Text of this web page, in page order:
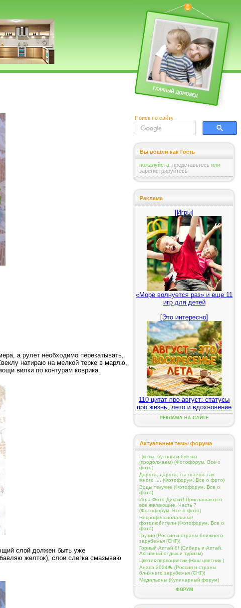
а рулет необходимо перекатывать,
натираю на мелкой терке в марлю,
вилки по контурам коврика.
слой должен быть уже
желток), слои слегка смазываю
Поиск по сайту
Вы вошли как Гость
пожалуйста, представьтесь или
зарегистрируйтесь
Реклама
[Игры]
«Море волнуется раз» и еще 11
игр для детей
[Это интересно]
110 цитат про август: статусы
про жизнь, лето и вдохновение
РЕКЛАМА НА САЙТЕ
Актуальные темы форума
Цветы, бутоны и букеты
(продолжаем) (Фотофорум. Все о
фото)
Дорога, дорога, ты знаешь так
много .... (Фотофорум. Все о фото)
Воды текучие (Фотофорум. Все о
фото)
Игра Фото-Диксит! Приглашаются
все желающие. Часть 7
(Фотофорум. Все о фото)
Непрофессиональные
фотолюбители (Фотофорум. Все о
фото)
Грузия (Россия и страны ближнего
зарубежья (СНГ))
Горный Алтай 8! (Сибирь и Алтай.
Активный отдых и туризм)
Цветик-первоцветик (Наш цветник )
Анапа 2024🐬 (Россия и страны
ближнего зарубежья (СНГ))
Медальоны (Кулинарный форум)
ФОРУМ